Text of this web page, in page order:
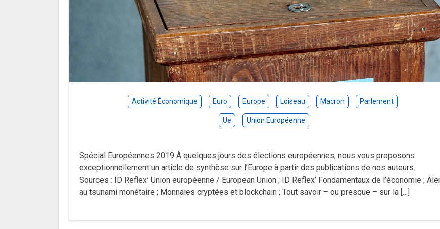
Activité Économique Euro Europe Loiseau Macron Parlement
Ue Union Européenne
Spécial Européennes 2019 À quelques jours des élections européennes, nous vous proposons
exceptionnellement un article de synthèse sur l’Europe à partir des publications de nos auteurs.
Sources : ID Reflex’ Union européenne / European Union ; ID Reflex’ Fondamentaux de l’économie ;
au tsunami monétaire ; Monnaies cryptées et blockchain ; Tout savoir – ou presque – sur la […]